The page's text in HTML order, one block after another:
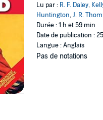
Lu par : R. F. Daley,
Huntington,J. R.
Durée : 1 h et 59 min
Date de publication :
Langue : Anglais
Pas de notations